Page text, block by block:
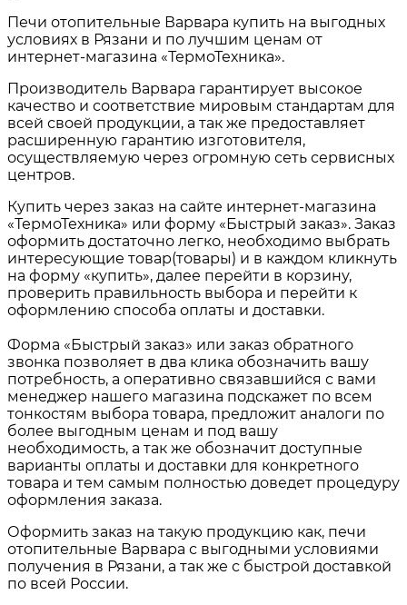
Печи отопительные Варвара купить на выгодных
условиях в Рязани и по лучшим ценам от
интернет-магазина «ТермоТехника».
Производитель Варвара гарантирует высокое
качество и соответствие мировым стандартам для
всей своей продукции, а так же предоставляет
расширенную гарантию изготовителя,
осуществляемую через огромную сеть сервисных
центров.
Купить через заказ на сайте интернет-магазина
«ТермоТехника» или форму «Быстрый заказ». Заказ
оформить достаточно легко, необходимо выбрать
интересующие товар(товары) и в каждом кликнуть
на форму «купить», далее перейти в корзину,
проверить правильность выбора и перейти к
оформлению способа оплаты и доставки.
Форма «Быстрый заказ» или заказ обратного
звонка позволяет в два клика обозначить вашу
потребность, а оперативно связавшийся с вами
менеджер нашего магазина подскажет по всем
тонкостям выбора товара, предложит аналоги по
более выгодным ценам и под вашу
необходимость, а так же обозначит доступные
варианты оплаты и доставки для конкретного
товара и тем самым полностью доведет процедуру
оформления заказа.
Оформить заказ на такую продукцию как, печи
отопительные Варвара с выгодными условиями
получения в Рязани, а так же с быстрой доставкой
по всей России.